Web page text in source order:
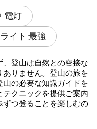
電灯
イト 最強
登山は自然との密接な
りません。登山の旅を
山の必要な知識ガイドを
クニックを提供ご案内
ずつ登ることを楽しむの